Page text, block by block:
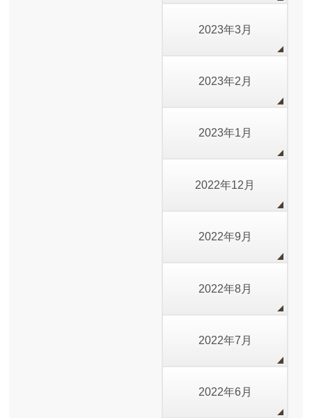
2023年3月
2023年2月
2023年1月
2022年12月
2022年9月
2022年8月
2022年7月
2022年6月